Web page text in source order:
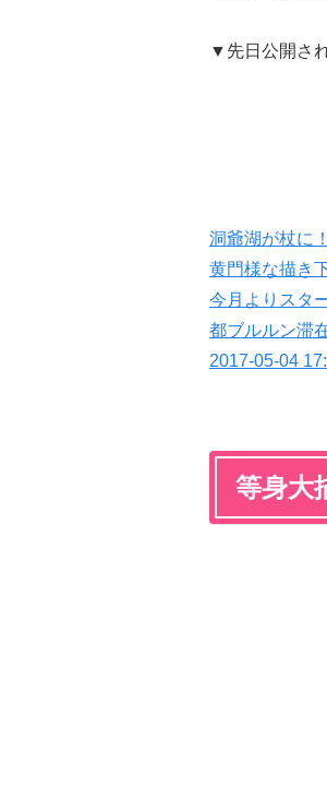
▼先日公開さ
洞爺湖が杖に
黄門様な描き
今月よりスタ
都ブルルン滞
2017-05-04
等身大